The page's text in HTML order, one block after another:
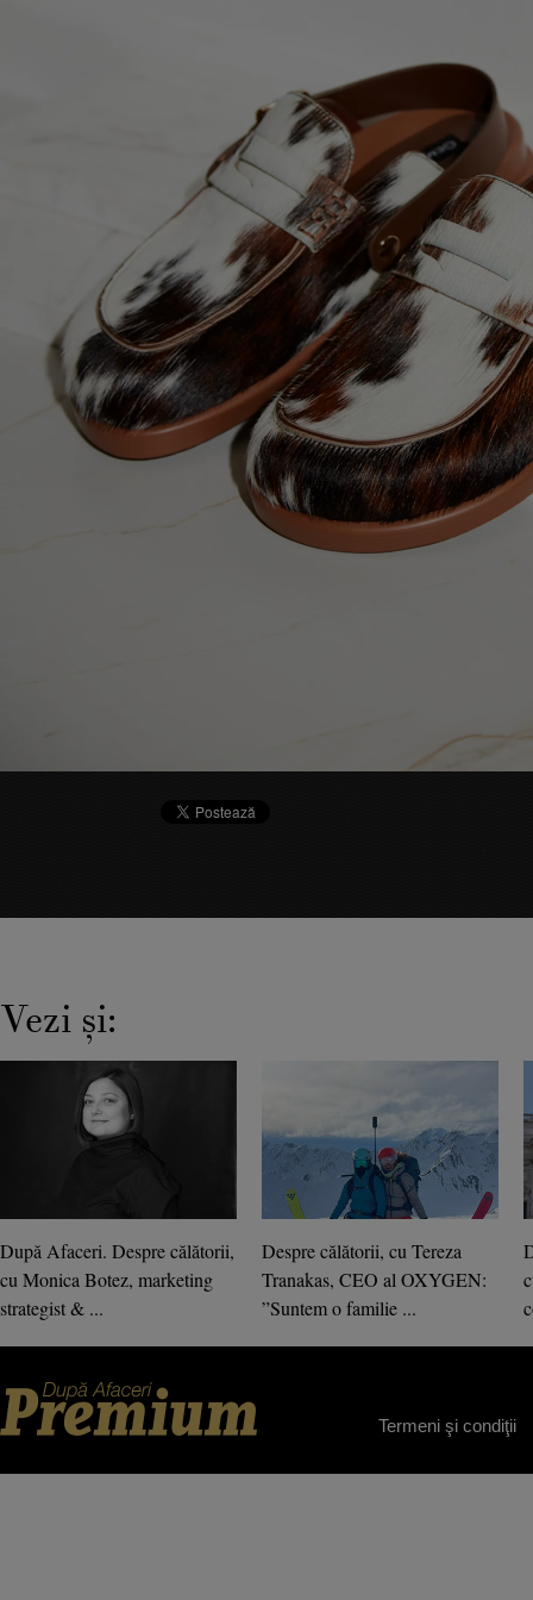
Vezi şi:
După Afaceri. Despre călătorii,
cu Monica Botez, marketing
strategist & ...
Despre călătorii, cu Tereza
Tranakas, CEO al OXYGEN:
”Suntem o familie ...
Termeni şi condiţii